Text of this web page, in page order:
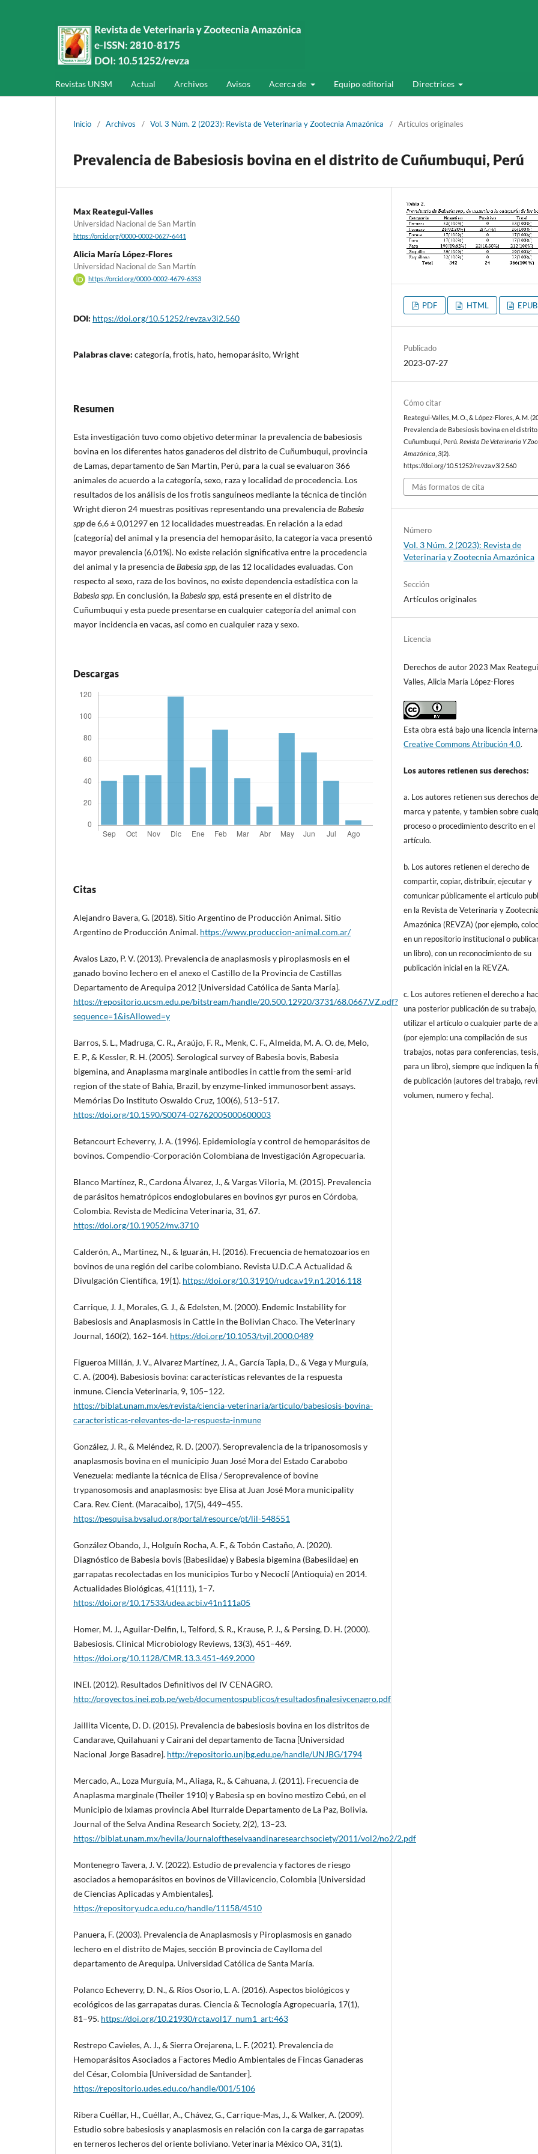
Revistas UNSM Actual Archivos Avisos Acerca de Equipo editorial Directrices
Inicio / Archivos / Vol. 3 Núm. 2 (2023): Revista de Veterinaria y Zootecnia Amazónica / Artículos originales
Prevalencia de Babesiosis bovina en el distrito de Cuñumbuqui, Perú
Max Reategui-Valles
Universidad Nacional de San Martin
https://orcid.org/0000-0002-0627-6441
Alicia María López-Flores
Universidad Nacional de San Martín
https://orcid.org/0000-0002-4679-6353
DOI: https://doi.org/10.51252/revza.v3i2.560
Palabras clave: categoría, frotis, hato, hemoparásito, Wright
Resumen
Esta investigación tuvo como objetivo determinar la prevalencia de babesiosis
bovina en los diferentes hatos ganaderos del distrito de Cuñumbuqui, provincia
de Lamas, departamento de San Martin, Perú, para la cual se evaluaron 366
animales de acuerdo a la categoría, sexo, raza y localidad de procedencia. Los
resultados de los análisis de los frotis sanguíneos mediante la técnica de tinción
Wright dieron 24 muestras positivas representando una prevalencia deBabesia
sppde 6,6 ± 0,01297 en 12 localidades muestreadas. En relación a la edad
(categoría) del animal y la presencia del hemoparásito, la categoría vaca presentó
mayor prevalencia (6,01%). No existe relación significativa entre la procedencia
del animal y la presencia deBabesia spp, de las 12 localidades evaluadas. Con
respecto al sexo, raza de los bovinos, no existe dependencia estadística con la
Babesia spp. En conclusión, laBabesia spp, está presente en el distrito de
Cuñumbuqui y esta puede presentarse en cualquier categoría del animal con
mayor incidencia en vacas, así como en cualquier raza y sexo.
Descargas
Citas
Alejandro Bavera, G. (2018). Sitio Argentino de Producción Animal. Sitio
Argentino de Producción Animal. https://www.produccion-animal.com.ar/
Avalos Lazo, P. V. (2013). Prevalencia de anaplasmosis y piroplasmosis en el
ganado bovino lechero en el anexo el Castillo de la Provincia de Castillas
Departamento de Arequipa 2012 [Universidad Católica de Santa María].
https://repositorio.ucsm.edu.pe/bitstream/handle/20.500.12920/3731/68.0667.VZ.pdf?
sequence=1&isAllowed=y
Barros, S. L., Madruga, C. R., Araújo, F. R., Menk, C. F., Almeida, M. A. O. de, Melo,
E. P., & Kessler, R. H. (2005). Serological survey of Babesia bovis, Babesia
bigemina, and Anaplasma marginale antibodies in cattle from the semi-arid
region of the state of Bahia, Brazil, by enzyme-linked immunosorbent assays.
Memórias Do Instituto Oswaldo Cruz, 100(6), 513–517.
https://doi.org/10.1590/S0074-02762005000600003
Betancourt Echeverry, J. A. (1996). Epidemiología y control de hemoparásitos de
bovinos. Compendio-Corporación Colombiana de Investigación Agropecuaria.
Blanco Martínez, R., Cardona Álvarez, J., & Vargas Viloria, M. (2015). Prevalencia
de parásitos hematrópicos endoglobulares en bovinos gyr puros en Córdoba,
Colombia. Revista de Medicina Veterinaria, 31, 67.
https://doi.org/10.19052/mv.3710
Calderón, A., Martinez, N., & Iguarán, H. (2016). Frecuencia de hematozoarios en
bovinos de una región del caribe colombiano. Revista U.D.C.A Actualidad &
Divulgación Científica, 19(1). https://doi.org/10.31910/rudca.v19.n1.2016.118
Carrique, J. J., Morales, G. J., & Edelsten, M. (2000). Endemic Instability for
Babesiosis and Anaplasmosis in Cattle in the Bolivian Chaco. The Veterinary
Journal, 160(2), 162–164. https://doi.org/10.1053/tvjl.2000.0489
Figueroa Millán, J. V., Alvarez Martínez, J. A., García Tapia, D., & Vega y Murguía,
C. A. (2004). Babesiosis bovina: características relevantes de la respuesta
inmune. Ciencia Veterinaria, 9, 105–122.
https://biblat.unam.mx/es/revista/ciencia-veterinaria/articulo/babesiosis-bovina-
caracteristicas-relevantes-de-la-respuesta-inmune
González, J. R., & Meléndez, R. D. (2007). Seroprevalencia de la tripanosomosis y
anaplasmosis bovina en el municipio Juan José Mora del Estado Carabobo
Venezuela: mediante la técnica de Elisa / Seroprevalence of bovine
trypanosomosis and anaplasmosis: bye Elisa at Juan José Mora municipality
Cara. Rev. Cient. (Maracaibo), 17(5), 449–455.
https://pesquisa.bvsalud.org/portal/resource/pt/lil-548551
González Obando, J., Holguín Rocha, A. F., & Tobón Castaño, A. (2020).
Diagnóstico de Babesia bovis (Babesiidae) y Babesia bigemina (Babesiidae) en
garrapatas recolectadas en los municipios Turbo y Necoclí (Antioquia) en 2014.
Actualidades Biológicas, 41(111), 1–7.
https://doi.org/10.17533/udea.acbi.v41n111a05
Homer, M. J., Aguilar-Delfin, I., Telford, S. R., Krause, P. J., & Persing, D. H. (2000).
Babesiosis. Clinical Microbiology Reviews, 13(3), 451–469.
https://doi.org/10.1128/CMR.13.3.451-469.2000
INEI. (2012). Resultados Definitivos del IV CENAGRO.
http://proyectos.inei.gob.pe/web/documentospublicos/resultadosfinalesivcenagro.pdf
Jaillita Vicente, D. D. (2015). Prevalencia de babesiosis bovina en los distritos de
Candarave, Quilahuani y Cairani del departamento de Tacna [Universidad
Nacional Jorge Basadre]. http://repositorio.unjbg.edu.pe/handle/UNJBG/1794
Mercado, A., Loza Murguía, M., Aliaga, R., & Cahuana, J. (2011). Frecuencia de
Anaplasma marginale (Theiler 1910) y Babesia sp en bovino mestizo Cebú, en el
Municipio de Ixiamas provincia Abel Iturralde Departamento de La Paz, Bolivia.
Journal of the Selva Andina Research Society, 2(2), 13–23.
https://biblat.unam.mx/hevila/Journaloftheselvaandinaresearchsociety/2011/vol2/no2/2.pdf
Montenegro Tavera, J. V. (2022). Estudio de prevalencia y factores de riesgo
asociados a hemoparásitos en bovinos de Villavicencio, Colombia [Universidad
de Ciencias Aplicadas y Ambientales].
https://repository.udca.edu.co/handle/11158/4510
Panuera, F. (2003). Prevalencia de Anaplasmosis y Piroplasmosis en ganado
lechero en el distrito de Majes, sección B provincia de Caylloma del
departamento de Arequipa. Universidad Católica de Santa María.
Polanco Echeverry, D. N., & Ríos Osorio, L. A. (2016). Aspectos biológicos y
ecológicos de las garrapatas duras. Ciencia & Tecnología Agropecuaria, 17(1),
81–95. https://doi.org/10.21930/rcta.vol17_num1_art:463
Restrepo Cavieles, A. J., & Sierra Orejarena, L. F. (2021). Prevalencia de
Hemoparásitos Asociados a Factores Medio Ambientales de Fincas Ganaderas
del César, Colombia [Universidad de Santander].
https://repositorio.udes.edu.co/handle/001/5106
Ribera Cuéllar, H., Cuéllar, A., Chávez, G., Carrique-Mas, J., & Walker, A. (2009).
Estudio sobre babesiosis y anaplasmosis en relación con la carga de garrapatas
en terneros lecheros del oriente boliviano. Veterinaria México OA, 31(1).
PDF HTML EPUB
Publicado
2023-07-27
Cómo citar
Reategui-Valles, M. O., & López-Flores, A. M.
Prevalencia de Babesiosis bovina en el distrito
Cuñumbuqui, Perú.Revista De Veterinaria Y
Amazónica ,3(2).
https://doi.org/10.51252/revza.v3i2.560
Más formatos de cita
Número
Vol. 3 Núm. 2 (2023): Revista de
Veterinaria y Zootecnia Amazónica
Sección
Artículos originales
Licencia
Derechos de autor 2023 Max
Valles, Alicia María López-Flores
Esta obra está bajo una licencia
Creative Commons Atribución 4.0.
Los autores retienen sus derechos:
a. Los autores retienen sus derechos
marca y patente, y tambien sobre
proceso o procedimiento descrito en el
artículo.
b. Los autores retienen el derecho de
compartir, copiar, distribuir, ejecutar y
comunicar públicamente el articulo
en la Revista de Veterinaria y
Amazónica (REVZA) (por ejemplo,
en un repositorio institucional o
un libro), con un reconocimiento de su
publicación inicial en la REVZA.
c. Los autores retienen el derecho a
una posterior publicación de su
utilizar el artículo o cualquier parte de
(por ejemplo: una compilación de sus
trabajos, notas para conferencias,
para un libro), siempre que indiquen la
de publicación (autores del trabajo,
volumen, numero y fecha).